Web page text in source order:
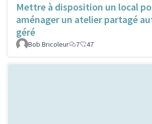
Mettre à disposition un local
aménager un atelier partagé
géré
Bob Bricoleur 7 47